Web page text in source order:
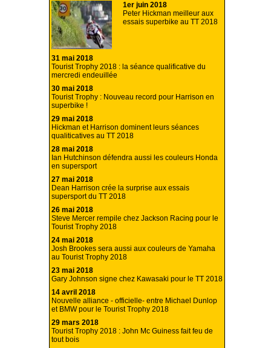
1er juin 2018
Peter Hickman meilleur aux
essais superbike au TT 2018
31 mai 2018
Tourist Trophy 2018 : la séance qualificative du
mercredi endeuillée
30 mai 2018
Tourist Trophy : Nouveau record pour Harrison en
superbike !
29 mai 2018
Hickman et Harrison dominent leurs séances
qualiticatives au TT 2018
28 mai 2018
Ian Hutchinson défendra aussi les couleurs Honda
en supersport
27 mai 2018
Dean Harrison crée la surprise aux essais
supersport du TT 2018
26 mai 2018
Steve Mercer rempile chez Jackson Racing pour le
Tourist Trophy 2018
24 mai 2018
Josh Brookes sera aussi aux couleurs de Yamaha
au Tourist Trophy 2018
23 mai 2018
Gary Johnson signe chez Kawasaki pour le TT 2018
14 avril 2018
Nouvelle alliance - officielle- entre Michael Dunlop
et BMW pour le Tourist Trophy 2018
29 mars 2018
Tourist Trophy 2018 : John Mc Guiness fait feu de
tout bois